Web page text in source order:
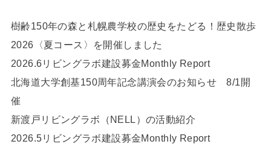
樹齢150年の森と札幌農学校の歴史をたどる！歴史散歩
2026〈夏コース〉を開催しました
2026.6リビングラボ建設募金Monthly Report
北海道大学創基150周年記念講演会のお知らせ 8/1開
催
新渡戸リビングラボ（NELL）の活動紹介
2026.5リビングラボ建設募金Monthly Report